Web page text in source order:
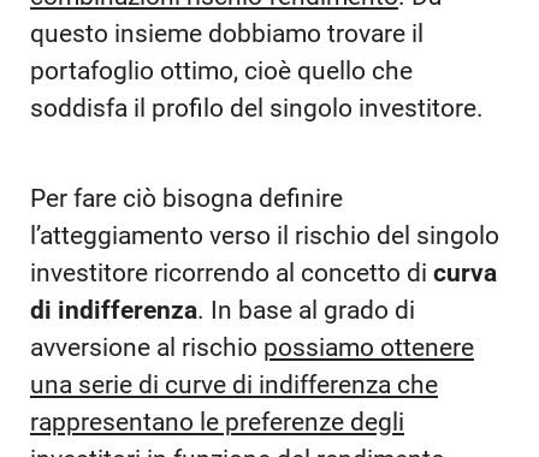
questo insieme dobbiamo trovare il
portafoglio ottimo, cioè quello che
soddisfa il profilo del singolo investitore.
Per fare ciò bisogna definire
l’atteggiamento verso il rischio del singolo
investitore ricorrendo al concetto di curva
di indifferenza. In base al grado di
avversione al rischio possiamo ottenere
una serie di curve di indifferenza che
rappresentano le preferenze degli